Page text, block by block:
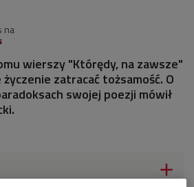
na
wierszy "Którędy, na zawsze"
życzenie zatracać tożsamość. O
swojej poezji mówił
